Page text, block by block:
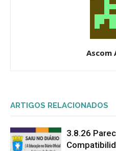
Ascom
ARTIGOS RELACIONADOS
3.8.26